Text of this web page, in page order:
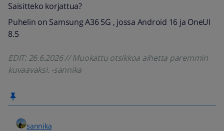
Saisitteko korjattua?
Puhelin on Samsung A36 5G , jossa Android 16 ja OneUI
8.5
EDIT: 26.6.2026 // Muokattu otsikkoa aihetta paremmin
kuvaavaksi. -sannika
sannika